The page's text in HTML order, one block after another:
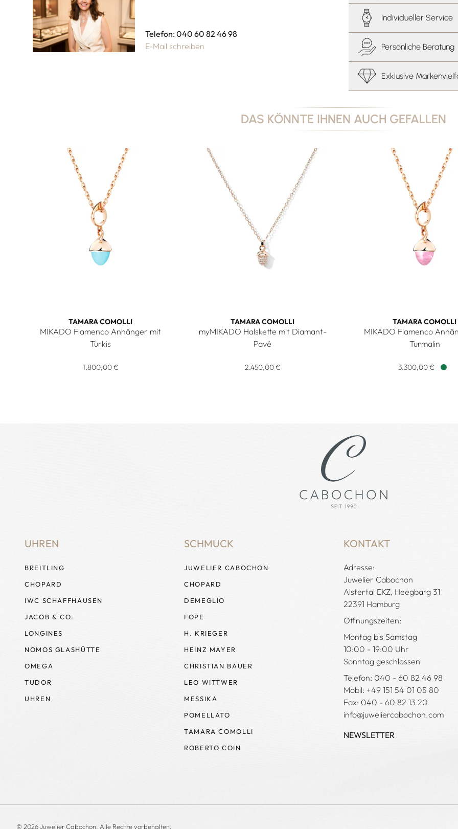
Telefon: 040 60 82 46 98
E-Mail schreiben
Individueller Service
Persönliche Beratung
Exklusive
DAS KÖNNTE IHNEN AUCH GEFALLEN
TAMARA COMOLLI
MIKADO Flamenco Anhänger mit
Türkis
1.800,00 €
TAMARA COMOLLI
myMIKADO Halskette mit Diamant-
Pavé
2.450,00 €
TAMARA COMOLLI
MIKADO Flamenco
Turmalin
3.300,00 €
UHREN
BREITLING
CHOPARD
IWC SCHAFFHAUSEN
JACOB & CO.
LONGINES
NOMOS GLASHÜTTE
OMEGA
TUDOR
UHREN
SCHMUCK
JUWELIER CABOCHON
CHOPARD
DEMEGLIO
FOPE
H. KRIEGER
HEINZ MAYER
CHRISTIAN BAUER
LEO WITTWER
MESSIKA
POMELLATO
TAMARA COMOLLI
ROBERTO COIN
KONTAKT
Adresse:
Juwelier Cabochon
Alstertal EKZ, Heegbarg 31
22391 Hamburg
Öffnungszeiten:
Montag bis Samstag
10:00 - 19:00 Uhr
Sonntag geschlossen
Telefon: 040 - 60 82 46 98
Mobil: +49 151 54 01 05 80
Fax: 040 - 60 82 13 20
info@juweliercabochon.com
NEWSLETTER
© 2026 Juwelier Cabochon. Alle Rechte vorbehalten.